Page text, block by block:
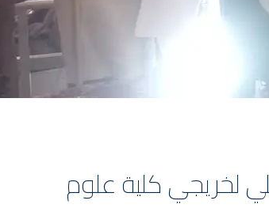
لخريجي كلية علوم